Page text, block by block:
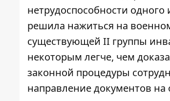
нетрудоспособности
решила нажиться на
существующей II группы
некоторым легче, чем
законной процедуры
направление документов